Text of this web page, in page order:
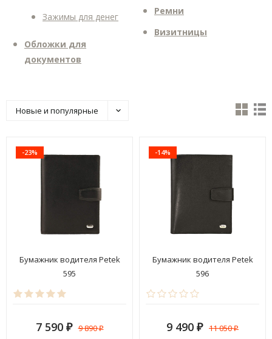
Зажимы для денег
Обложки для
документов
Ремни
Визитницы
Новые и популярные
-23%
Бумажник водителя Petek
595
7 590 ₽ 9 890₽
-14%
Бумажник водителя Petek
596
9 490 ₽ 11 050₽